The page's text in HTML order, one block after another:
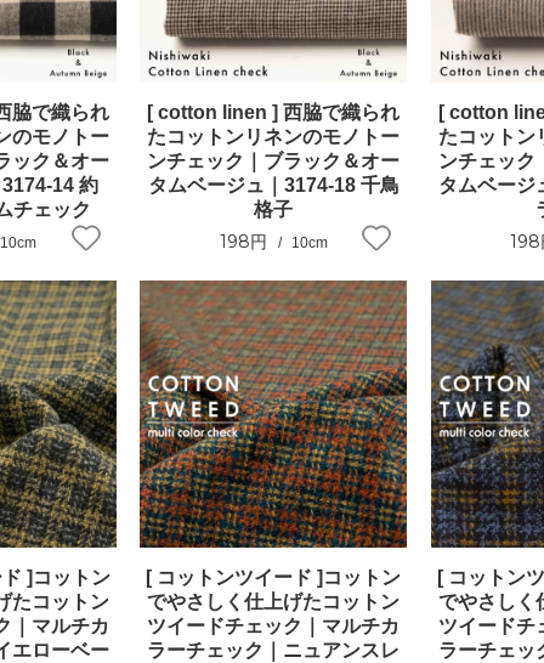
脇で織られ
のモノトー
ック＆オー
14 約
チェック
[ cotton linen ] 西脇で織られ
たコットンリネンのモノトー
ンチェック｜ブラック＆オー
タムベージュ｜3174-18 千鳥
格子
198円 10cm
[ cotton
たコットン
ンチェック
タムベージ
]コットン
たコットン
｜マルチカ
エローベー
[ コットンツイード ]コットン
でやさしく仕上げたコットン
ツイードチェック｜マルチカ
ラーチェック｜ニュアンスレ
[ コットン
でやさしく
ツイードチ
ラーチェッ